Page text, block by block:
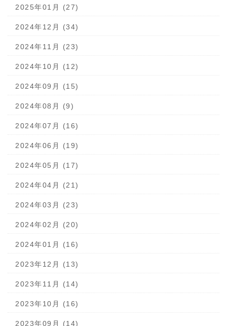
2025年01月 (27)
2024年12月 (34)
2024年11月 (23)
2024年10月 (12)
2024年09月 (15)
2024年08月 (9)
2024年07月 (16)
2024年06月 (19)
2024年05月 (17)
2024年04月 (21)
2024年03月 (23)
2024年02月 (20)
2024年01月 (16)
2023年12月 (13)
2023年11月 (14)
2023年10月 (16)
2023年09月 (14)